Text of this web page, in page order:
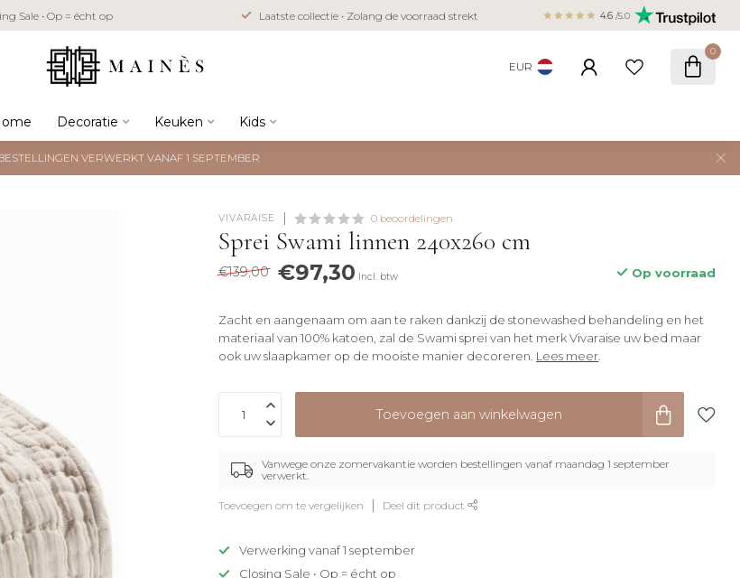
Sale • Op = écht op Laatste collectie • Zolang de voorraad strekt Veilig betalen met iDEAL, Bancontact,
creditcard 4.6 /5.0
EUR
0
Decoratie Keuken Kids
VERWERKT VANAF 1 SEPTEMBER
VIVARAISE 0 beoordelingen
Sprei Swami linnen 240x260 cm
€139,00 €97,30 Incl. btw Op voorraad
Zacht en aangenaam om aan te raken dankzij de stonewashed behandeling en het
materiaal van 100% katoen, zal de Swami sprei van het merk Vivaraise uw bed maar
ook uw slaapkamer op de mooiste manier decoreren. Lees meer
Toevoegen aan winkelwagen
Vanwege onze zomervakantie worden bestellingen vanaf maandag 1 september
verwerkt.
Toevoegen om te vergelijken Deel dit product
Verwerking vanaf 1 september
Closing Sale • Op = écht op